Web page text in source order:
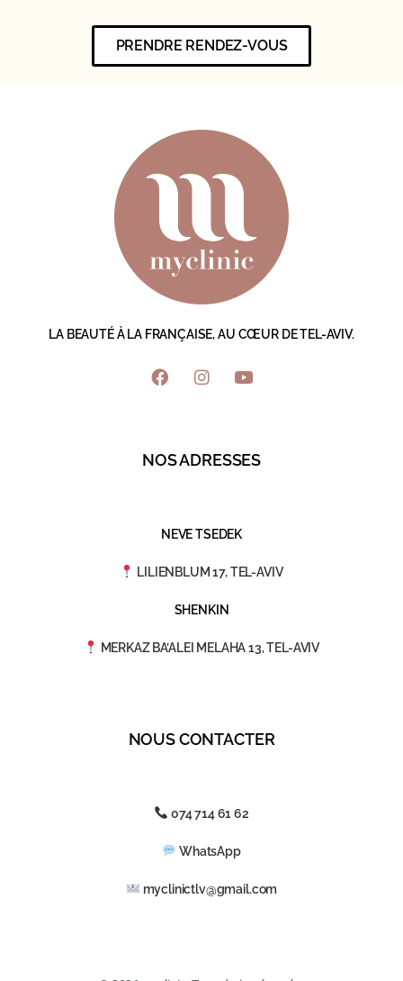
PRENDRE RENDEZ-VOUS
LA BEAUTÉ À LA FRANÇAISE, AU CŒUR DE TEL-AVIV.
NOS ADRESSES
NEVE TSEDEK
LILIENBLUM 17, TEL-AVIV
SHENKIN
MERKAZ BA’ALEI MELAHA 13, TEL-AVIV
NOUS CONTACTER
074 714 61 62
WhatsApp
myclinictlv@gmail.com